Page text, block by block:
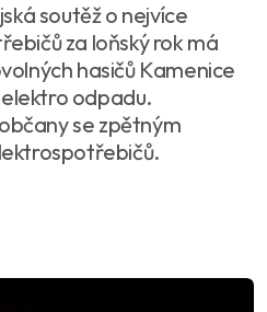
soutěž o nejvíce
za loňský rok má
hasičů Kamenice
elektro odpadu.
se zpětným